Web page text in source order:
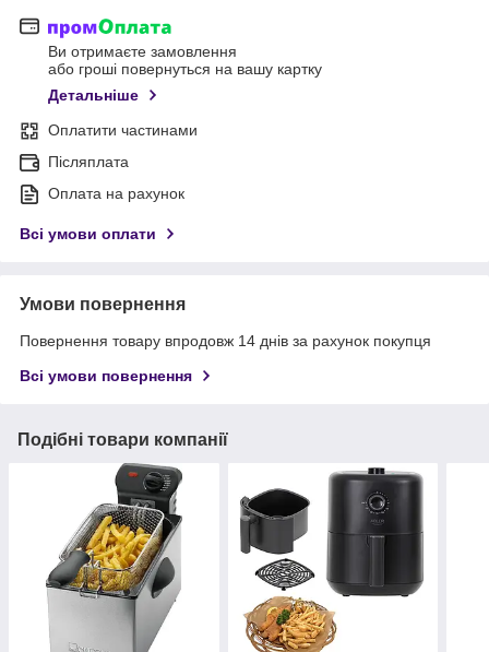
Ви отримаєте замовлення
або гроші повернуться на вашу картку
Детальніше
Оплатити частинами
Післяплата
Оплата на рахунок
Всі умови оплати
Умови повернення
Повернення товару впродовж 14 днів за рахунок покупця
Всі умови повернення
Подібні товари компанії